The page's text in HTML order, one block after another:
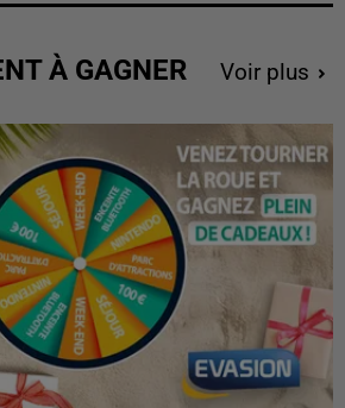
À GAGNER Voir plus